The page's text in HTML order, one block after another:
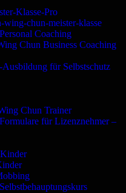
Klasse-Pro
wing-chun-meister-klasse
Coaching
Chun Business Coaching
für Selbstschutz
Chun Trainer
für Lizenznehmer –